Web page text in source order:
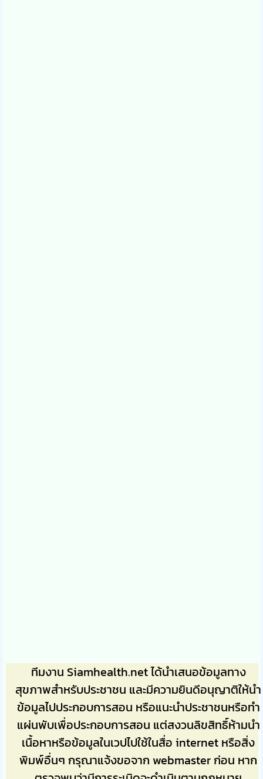
ทีมงาน Siamhealth.net ได้นำเสนอข้อมูลทาง
สุขภาพสำหรับประชาชน และมีความยินดีอนุญาติให้นำ
ข้อมูลไปประกอบการสอน หรือแนะนำประชาชนหรือทำ
แผ่นพับเพื่อประกอบการสอน แต่สงวนลิขสิทธิ์ห้ามนำ
เนื้อหาหรือข้อมูลในเวปไปใช้ในสื่อ internet หรือสิ่ง
พิมพ์อื่นๆ กรุณาแจ้งขอจาก webmaster ก่อน หาก